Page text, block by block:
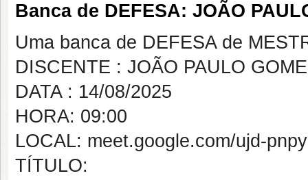
Banca de DEFESA: JOÃO
Uma banca de DEFESA de
DISCENTE : JOÃO PAULO
DATA : 14/08/2025
HORA: 09:00
LOCAL: meet.google.com/ujd-
TÍTULO: